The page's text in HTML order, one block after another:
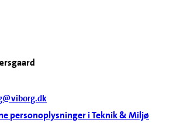
personoplysninger i Teknik & Miljø